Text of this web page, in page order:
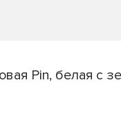
Pin, белая с